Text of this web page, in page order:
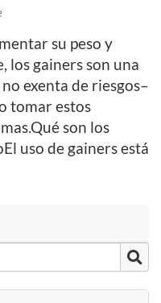
su peso y
los gainers son una
exenta de riesgos–
tomar estos
son los
uso de gainers está